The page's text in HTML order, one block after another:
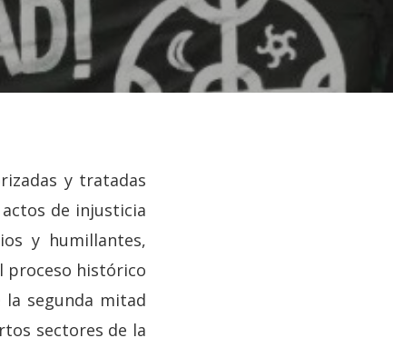
y tratadas
de injusticia
y humillantes,
proceso histórico
segunda mitad
sectores de la